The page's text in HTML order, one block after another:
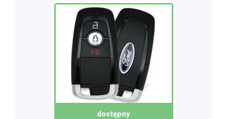
dostępny